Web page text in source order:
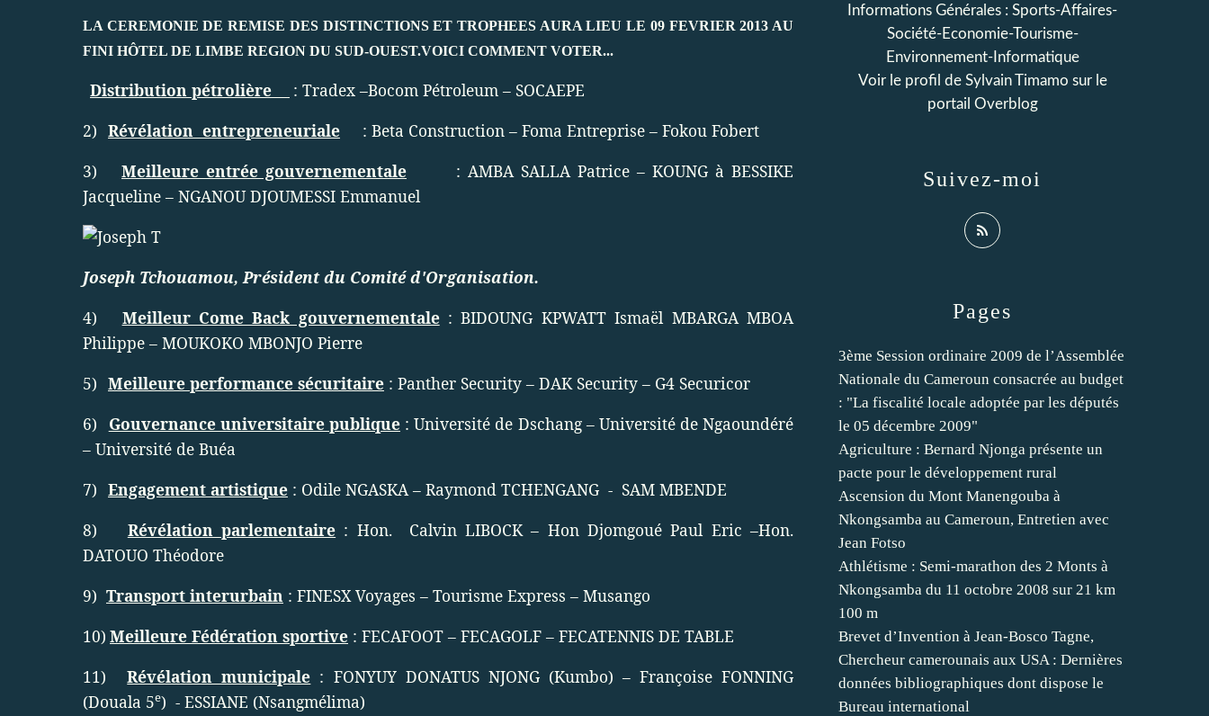
LA CEREMONIE DE REMISE DES DISTINCTIONS ET TROPHEES AURA LIEU LE 09 FEVRIER 2013 AU
FINI HÔTEL DE LIMBE REGION DU SUD-OUEST.VOICI COMMENT VOTER...
Distribution pétrolière
: Tradex –Bocom Pétroleum – SOCAEPE
2) Révélation entrepreneuriale
: Beta Construction – Foma Entreprise – Fokou Fobert
3)
Meilleure entrée gouvernementale
: AMBA SALLA Patrice – KOUNG à BESSIKE
Jacqueline – NGANOU DJOUMESSI Emmanuel
Joseph Tchouamou, Président du Comité d'Organisation.
4)
Meilleur Come Back gouvernementale: BIDOUNG KPWATT Ismaël MBARGA MBOA
Philippe – MOUKOKO MBONJO Pierre
5) Meilleure performance sécuritaire : Panther Security – DAK Security – G4 Securicor
6)
Gouvernance universitaire publique: Université de Dschang – Université de Ngaoundéré
– Université de Buéa
7) Engagement artistique : Odile NGASKA – Raymond TCHENGANG - SAM MBENDE
8)
Révélation parlementaire : Hon.
Calvin LIBOCK – Hon Djomgoué Paul Eric –Hon.
DATOUO Théodore
9) Transport interurbain : FINESX Voyages – Tourisme Express – Musango
10) Meilleure Fédération sportive : FECAFOOT – FECAGOLF – FECATENNIS DE TABLE
11)
Révélation municipale : FONYUY DONATUS NJONG (Kumbo) – Françoise FONNING
(Douala 5e) - ESSIANE (Nsangmélima)
Pages
3ème Session ordinaire 2009 de l’Assemblée
Nationale du Cameroun consacrée au budget
: "La fiscalité locale adoptée par les députés
le 05 décembre 2009"
Agriculture : Bernard Njonga présente un
pacte pour le développement rural
Ascension du Mont Manengouba à
Nkongsamba au Cameroun, Entretien avec
Jean Fotso
Athlétisme : Semi-marathon des 2 Monts à
Nkongsamba du 11 octobre 2008 sur 21 km
100 m
Brevet d’Invention à Jean-Bosco Tagne,
Chercheur camerounais aux USA : Dernières
données bibliographiques dont dispose le
Bureau international
Informations Générales : Sports-Affaires-
Société-Economie-Tourisme-
Environnement-Informatique
Voir le profil de Sylvain Timamo sur le
portail Overblog
Suivez-moi